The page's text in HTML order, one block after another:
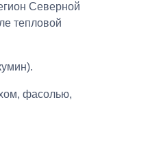
Северной
тепловой
фасолью,